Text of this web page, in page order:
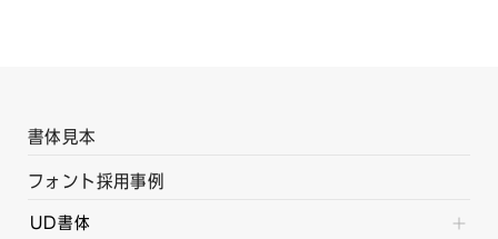
書体見本
フォント採用事例
UD書体